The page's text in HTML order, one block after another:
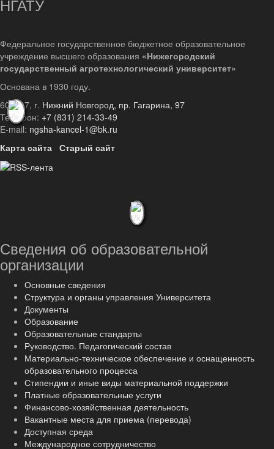
НГАТУ
Федеральное государственное бюджетное образовательное
учреждение высшего образования «Нижегородский
государственный агротехнологический университет»
Основана в 1930 году.
603107, г. Нижний Новгород, пр. Гагарина, 97
Телефон: +7 (831) 214-33-49
E-mail: ngsha-kancel-1@bk.ru
Карта сайта Старый сайт
Сведения об образовательной
организации
Основные сведения
Структура и органы управления Университета
Документы
Образование
Образовательные стандарты
Руководство. Педагогический состав
Материально-техническое обеспечение и оснащенность
образовательного процесса
Стипендии и иные виды материальной поддержки
Платные образовательные услуги
Финансово-хозяйственная деятельность
Вакантные места для приема (перевода)
Доступная среда
Международное сотрудничество